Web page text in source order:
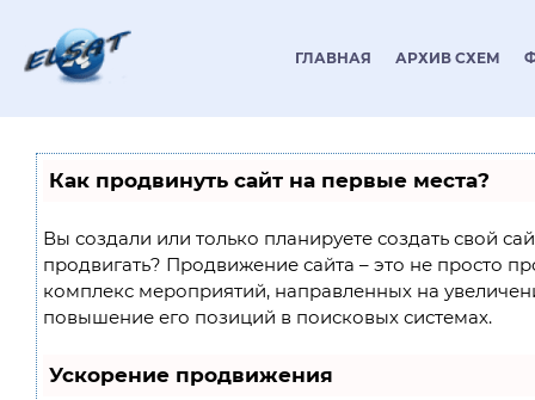
ГЛАВНАЯ АРХИВ СХЕМ
Как продвинуть сайт на первые места?
Вы создали или только планируете создать свой
продвигать? Продвижение сайта – это не просто
комплекс мероприятий, направленных на
повышение его позиций в поисковых системах.
Ускорение продвижения